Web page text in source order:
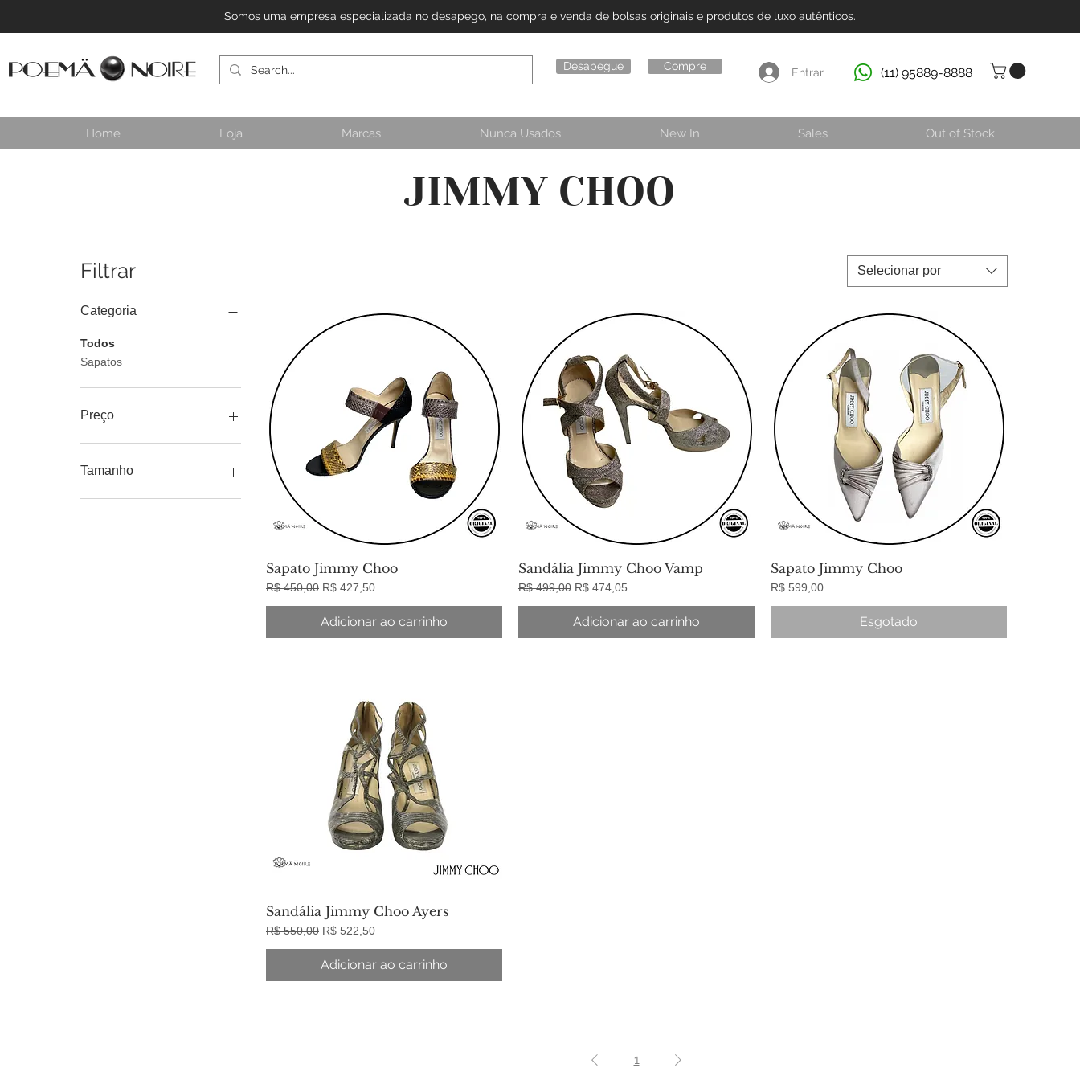
Somos uma empresa especializada no desapego, na compra e venda de bolsas originais e produtos de luxo autênticos.
Desapegue Compre Entrar (11) 95889-8888
Home Loja Marcas Nunca Usados New In Sales Out of Stock
JIMMY CHOO
Filtrar
Categoria
Todos
Sapatos
Preço
Tamanho
36
Selecionar por
Visualização rápida
Sapato Jimmy Choo
Preço normal
R$ 450,00 Preço promocional
R$ 427,50
Adicionar ao carrinho
Visualização rápida
Sandália Jimmy Choo Vamp
Preço normal
R$ 499,00 Preço promocional
R$ 474,05
Adicionar ao carrinho
Visualização rápida
Sapato Jimmy Choo
Preço
R$ 599,00
Esgotado
Visualização rápida
Sandália Jimmy Choo Ayers
Preço normal
R$ 550,00 Preço promocional
R$ 522,50
Adicionar ao carrinho
1